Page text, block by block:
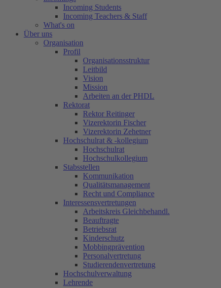
Incoming Students
Incoming Teachers & Staff
What's on
Über uns
Organisation
Profil
Organisationsstruktur
Leitbild
Vision
Mission
Arbeiten an der PHDL
Rektorat
Rektor Reitinger
Vizerektorin Fischer
Vizerektorin Zehetner
Hochschulrat & -kollegium
Hochschulrat
Hochschulkollegium
Stabsstellen
Kommunikation
Qualitätsmanagement
Recht und Compliance
Interessensvertretungen
Arbeitskreis Gleichbehandl.
Beauftragte
Betriebsrat
Kinderschutz
Mobbingprävention
Personalvertretung
Studierendenvertretung
Hochschulverwaltung
Lehrende